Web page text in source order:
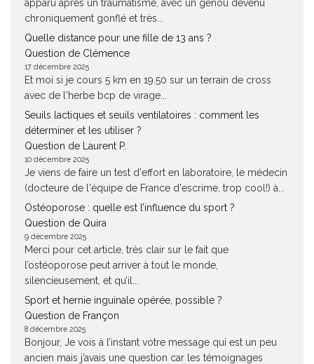
apparu après un traumatisme, avec un genou devenu
chroniquement gonflé et très...
Quelle distance pour une fille de 13 ans ?
Question de Clémence
17 décembre 2025
Et moi si je cours 5 km en 19.50 sur un terrain de cross
avec de l'herbe bcp de virage...
Seuils lactiques et seuils ventilatoires : comment les
déterminer et les utiliser ?
Question de Laurent P.
10 décembre 2025
Je viens de faire un test d'effort en laboratoire, le médecin
(docteure de l'équipe de France d'escrime, trop cool!) à...
Ostéoporose : quelle est l’influence du sport ?
Question de Quira
9 décembre 2025
Merci pour cet article, très clair sur le fait que
l’ostéoporose peut arriver à tout le monde,
silencieusement, et qu’il...
Sport et hernie inguinale opérée, possible ?
Question de Françon
8 décembre 2025
Bonjour, Je vois à l’instant votre message qui est un peu
ancien mais j’avais une question car les témoignages